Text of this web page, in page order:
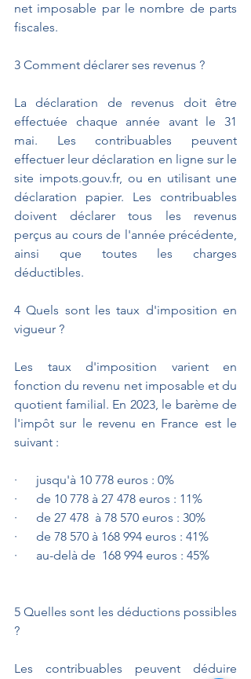
net imposable par le nombre de parts
fiscales.
3️ Comment déclarer ses revenus ?
La déclaration de revenus doit être
effectuée chaque année avant le 31
mai. Les contribuables peuvent
effectuer leur déclaration en ligne sur le
site impots.gouv.fr, ou en utilisant une
déclaration papier. Les contribuables
doivent déclarer tous les revenus
perçus au cours de l'année précédente,
ainsi que toutes les charges
déductibles.
4️ Quels sont les taux d'imposition en
vigueur ?
Les taux d'imposition varient en
fonction du revenu net imposable et du
quotient familial. En 2023, le barème de
l'impôt sur le revenu en France est le
suivant :
·      jusqu'à 10 778 euros : 0%
·      de 10 778 à 27 478 euros : 11%
·      de 27 478  à 78 570 euros : 30%
·      de 78 570 à 168 994 euros : 41%
·      au-delà de  168 994 euros : 45%
5️ Quelles sont les déductions possibles
?
Les contribuables peuvent déduire